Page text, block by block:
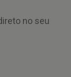
no seu